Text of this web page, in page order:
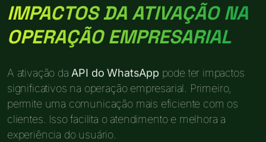
IMPACTOS DA ATIVAÇÃO NA
OPERAÇÃO EMPRESARIAL
A ativação da API do WhatsApp pode ter impactos
significativos na operação empresarial. Primeiro,
permite uma comunicação mais eficiente com os
clientes. Isso facilita o atendimento e melhora a
experiência do usuário.